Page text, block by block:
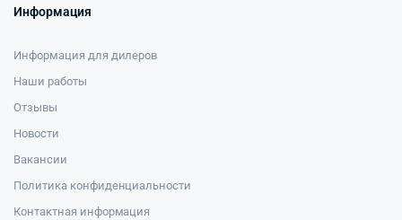
Информация
Информация для дилеров
Наши работы
Отзывы
Новости
Вакансии
Политика конфиденциальности
Контактная информация